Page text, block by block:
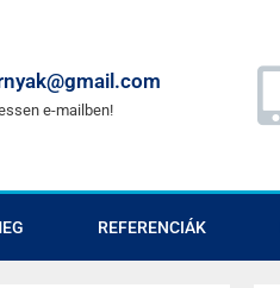
e-mailben!
REFERENCIÁK